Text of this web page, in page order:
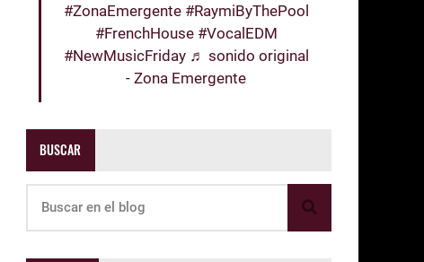
#ZonaEmergente #RaymiByThePool
#FrenchHouse #VocalEDM
#NewMusicFriday ♬ sonido original
- Zona Emergente
BUSCAR